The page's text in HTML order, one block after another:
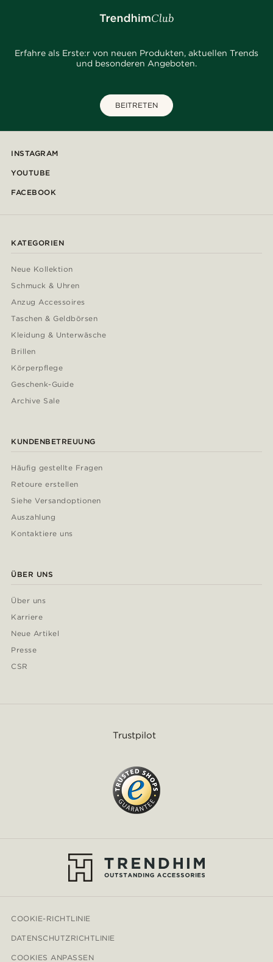
Erfahre als Erste:r von neuen Produkten, aktuellen Trends
und besonderen Angeboten.
BEITRETEN
INSTAGRAM
YOUTUBE
FACEBOOK
KATEGORIEN
Neue Kollektion
Schmuck & Uhren
Anzug Accessoires
Taschen & Geldbörsen
Kleidung & Unterwäsche
Brillen
Körperpflege
Geschenk-Guide
Archive Sale
KUNDENBETREUUNG
Häufig gestellte Fragen
Retoure erstellen
Siehe Versandoptionen
Auszahlung
Kontaktiere uns
ÜBER UNS
Über uns
Karriere
Neue Artikel
Presse
CSR
Trustpilot
COOKIE-RICHTLINIE
DATENSCHUTZRICHTLINIE
COOKIES ANPASSEN